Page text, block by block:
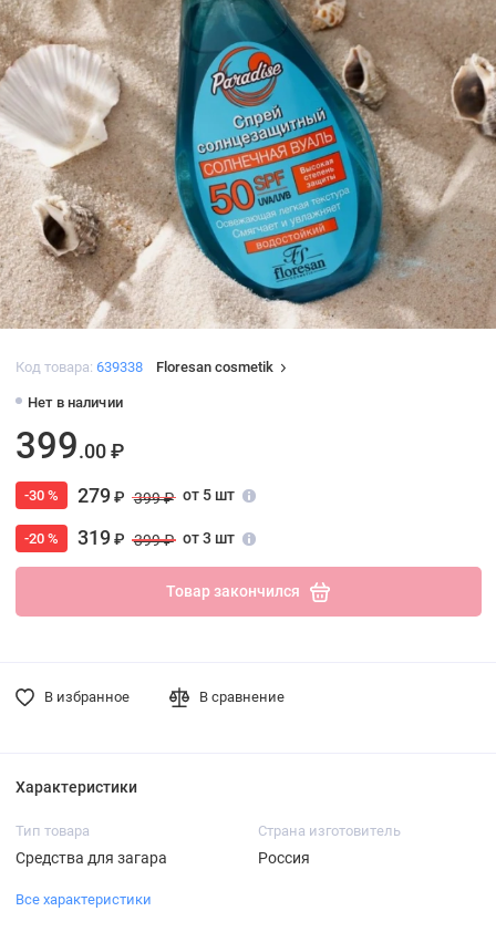
Код товара: 639338 Floresan cosmetik
Нет в наличии
399.00 ₽
-30 % 279₽ 399 ₽ от 5 шт
-20 % 319₽ 399 ₽ от 3 шт
Товар закончился
В избранное В сравнение
Характеристики
Тип товара
Средства для загара
Страна изготовитель
Россия
Все характеристики